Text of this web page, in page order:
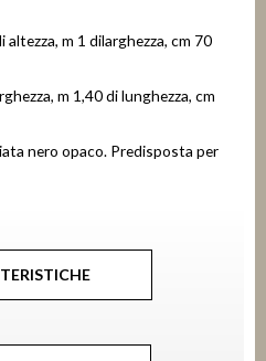
m 1 dilarghezza, cm 70
m 1,40 di lunghezza, cm
nero opaco. Predisposta per